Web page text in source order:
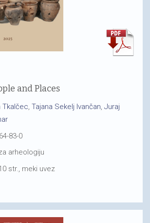
and Places
Tkalčec, Tajana Sekelj Ivančan, Juraj
83-0
arheologiju
str., meki uvez